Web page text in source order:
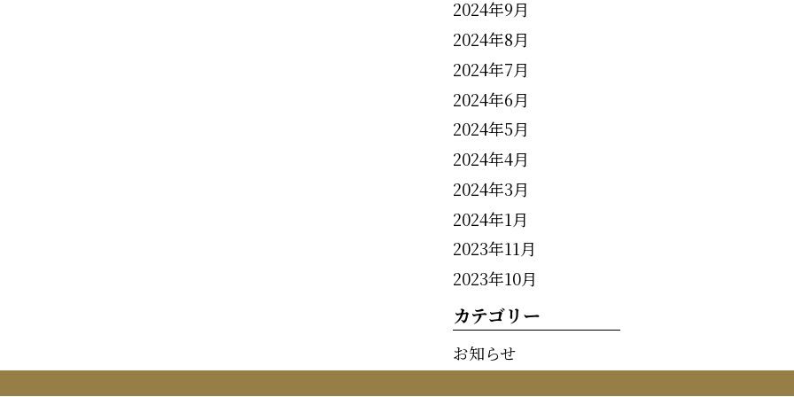
2024年9月
2024年8月
2024年7月
2024年6月
2024年5月
2024年4月
2024年3月
2024年1月
2023年11月
2023年10月
カテゴリー
お知らせ